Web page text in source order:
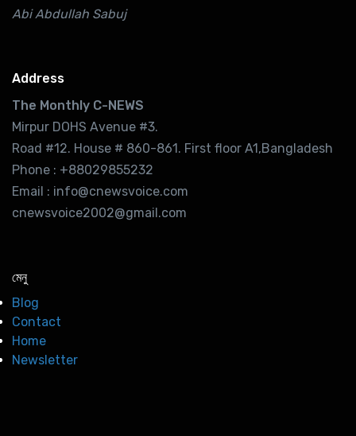
Abi Abdullah Sabuj
Address
The Monthly C-NEWS
Mirpur DOHS Avenue #3.
Road #12. House # 860-861. First floor A1,Bangladesh
Phone : +88029855232
Email : info@cnewsvoice.com
cnewsvoice2002@gmail.com
মেনু
Blog
Contact
Home
Newsletter